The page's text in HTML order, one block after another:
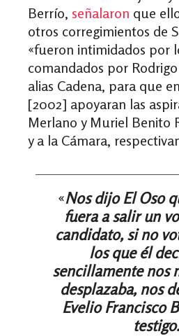
Berrío, señalaron que
otros corregimientos de
«fueron intimidados por
comandados por
alias Cadena, para que
[2002] apoyaran las
Merlano y Muriel Benito
y a la Cámara,
«Nos dijo El Oso
fuera a salir un
candidato, si no
los que él
sencillamente nos
desplazaba, nos
Evelio Francisco
testigo.